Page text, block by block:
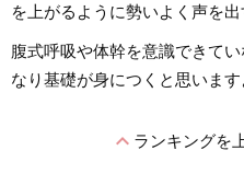
を上がるように勢いよく声を出
腹式呼吸や体幹を意識できて
なり基礎が身につくと思います
expand_lessランキングを